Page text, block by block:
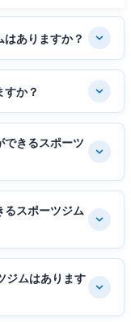
ありますか？
か？
できるスポーツ
るスポーツジム
ジムはあります